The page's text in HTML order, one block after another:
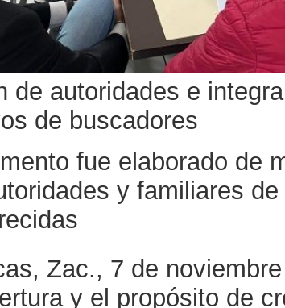
de autoridades e
de buscadores
fue elaborado de
y familiares
Zac., 7 de
y el propósito de